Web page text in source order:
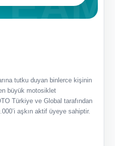
tutku duyan binlerce kişinin
büyük motosiklet
Türkiye ve Global tarafından
aşkın aktif üyeye sahiptir.